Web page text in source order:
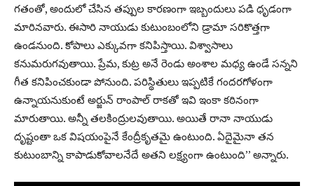
గ‌తంతో, అందులో చేసిన త‌ప్పుల కార‌ణంగా ఇబ్బందులు ప‌డి ధృడంగా
మారిన‌వారు. ఈసారి నాయుడు కుటుంబంలోని డ్రామా స‌రికొత్త‌గా
ఉండ‌నుంది. కోపాలు ఎక్కువ‌గా క‌నిపిస్తాయి. విశ్వాసాలు
క‌నుమ‌రుగ‌వుతాయి. ప్రేమ‌, కుట్ర అనే రెండు అంశాల మ‌ధ్య ఉండే స‌న్న‌ని
గీత క‌నిపించ‌కుండా పోనుంది. ప‌రిస్థితులు ఇప్ప‌టికే గంద‌ర‌గోళంగా
ఉన్నాయ‌నుకుంటే అర్జున్ రాంపాల్ రాక‌తో ఇవి ఇంకా క‌ఠినంగా
మారుతాయి. అన్నీ త‌ల‌కింద్రుల‌వుతాయి. అయితే రానా నాయుడు
దృష్టంతా ఒక విష‌యంపైనే కేంద్రీకృత‌మై ఉంటుంది. ఏదైమైనా త‌న
కుటుంబాన్ని కాపాడుకోవాల‌నేదే అత‌ని ల‌క్ష్యంగా ఉంటుంది’’ అన్నారు.